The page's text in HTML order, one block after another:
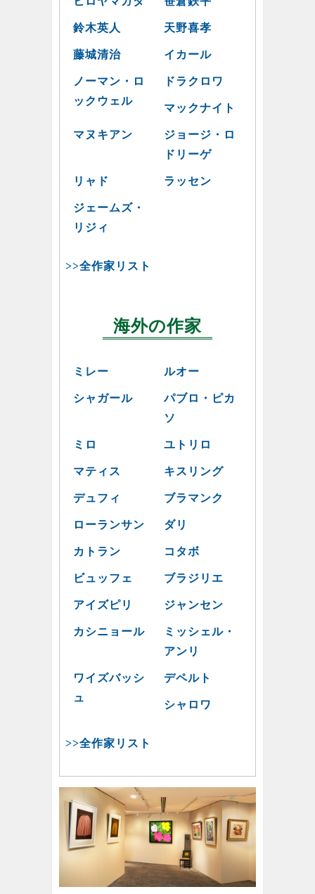
鈴木英人 天野喜孝
藤城清治 イカール
ノーマン・ロ
ックウェル
ドラクロワ
マックナイト
マヌキアン
ジョージ・ロ
ドリーゲ
リャド ラッセン
ジェームズ・
リジィ
>>全作家リスト
海外の作家
ミレー ルオー
シャガール
パブロ・ピカ
ソ
ミロ ユトリロ
マティス キスリング
デュフィ ブラマンク
ローランサン ダリ
カトラン コタボ
ビュッフェ ブラジリエ
アイズピリ ジャンセン
カシニョール
ミッシェル・
アンリ
ワイズバッシ
ュ
デペルト
シャロワ
>>全作家リスト